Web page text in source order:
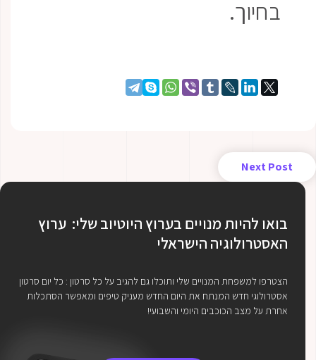
בחיוך.
Next Post
בואו להיות מנויים בערוץ היוטיוב שלי: ערוץ
האסטרולוגיה הישראלי
הצטרפו למשפחת המנויים שלי ותוכלו גם להגיב על כל סרטון : כל יום סרטון
אסטרולוגי חדש המנתח את היום החדש מעניק טיפים ומאפשר הסתכלות
אחרת על מצב הכוכבים היומי והשבועי!